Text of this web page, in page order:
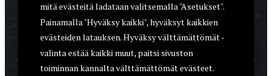
VARUSTEET
KOIRAT
mitä evästeitä ladataan valitsemalla "Asetukset".
Painamalla "Hyväksy kaikki", hyväksyt kaikkien
evästeiden latauksen. Hyväksy välttämättömät -
valinta estää kaikki muut, paitsi sivuston
toiminnan kannalta välttämättömät evästeet.